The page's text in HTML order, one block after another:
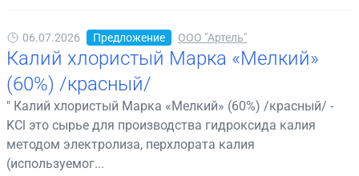
06.07.2026 Предложение ООО "Артель"
Калий хлористый Марка «Мелкий»
(60%) /красный/
" Калий хлористый Марка «Мелкий» (60%) /красный/ -
KCl это сырье для производства гидроксида калия
методом электролиза, перхлората калия
(используемог...